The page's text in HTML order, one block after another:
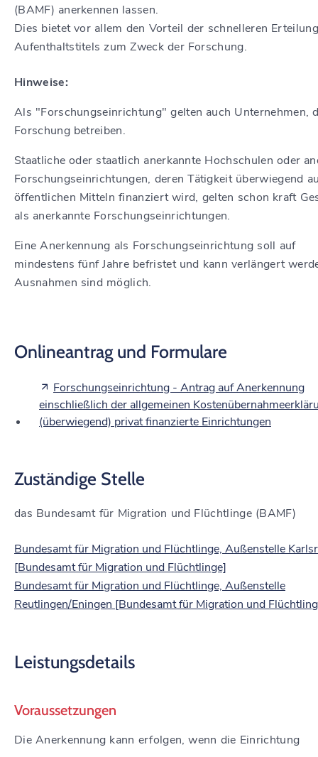
(BAMF) anerkennen lassen.
Dies bietet vor allem den Vorteil der schnelleren
Aufenthaltstitels zum Zweck der Forschung.
Hinweise:
Als "Forschungseinrichtung" gelten auch Unternehmen,
Forschung betreiben.
Staatliche oder staatlich anerkannte Hochschulen oder
Forschungseinrichtungen, deren Tätigkeit überwiegend
öffentlichen Mitteln finanziert wird, gelten schon kraft
als anerkannte Forschungseinrichtungen.
Eine Anerkennung als Forschungseinrichtung soll auf
mindestens fünf Jahre befristet und kann verlängert
Ausnahmen sind möglich.
Onlineantrag und Formulare
Forschungseinrichtung - Antrag auf Anerkennung
einschließlich der allgemeinen
(überwiegend) privat finanzierte Einrichtungen
Zuständige Stelle
das Bundesamt für Migration und Flüchtlinge (BAMF)
Bundesamt für Migration und Flüchtlinge, Außenstelle
[Bundesamt für Migration und Flüchtlinge]
Bundesamt für Migration und Flüchtlinge, Außenstelle
Reutlingen/Eningen [Bundesamt für Migration und
Leistungsdetails
Voraussetzungen
Die Anerkennung kann erfolgen, wenn die Einrichtung